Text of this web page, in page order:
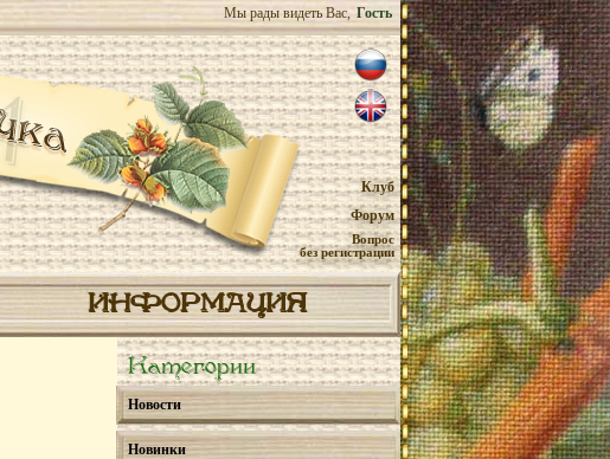
Мы рады видеть Вас, Гость
Клуб
Форум
Вопрос
без регистрации
ИНФОРМАЦИЯ
Категории
Новости
Новинки